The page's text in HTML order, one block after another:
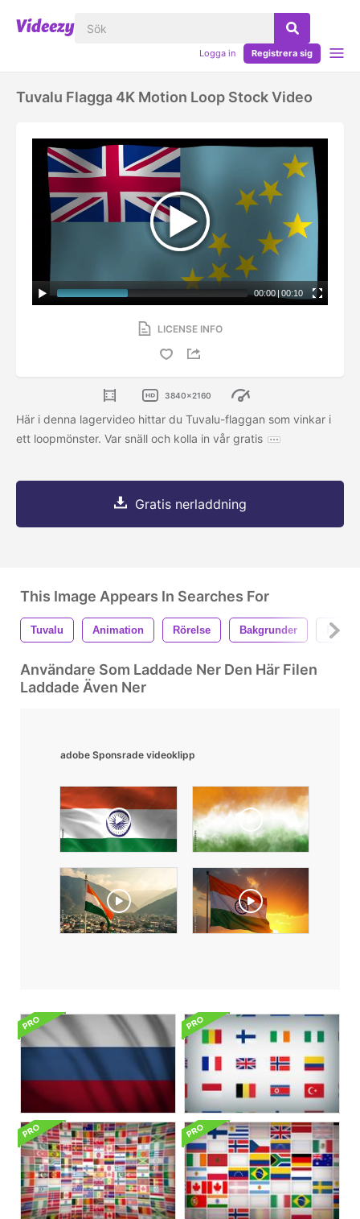
Logga in Registrera sig
Tuvalu Flagga 4K Motion Loop Stock Video
00:00 | 00:10
LICENSE INFO
3840x2160
Här i denna lagervideo hittar du Tuvalu-flaggan som vinkar i
ett loopmönster. Var snäll och kolla in vår gratis
Gratis nerladdning
This Image Appears In Searches For
Tuvalu Animation Rörelse Bakgrunder Flagga
Användare Som Laddade Ner Den Här Filen
Laddade Även Ner
adobe Sponsrade videoklipp